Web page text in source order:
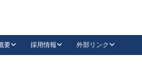
要 採用情報 外部リンク